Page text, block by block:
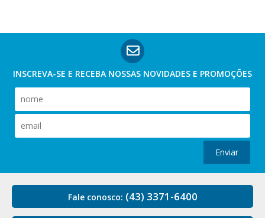
INSCREVA-SE E RECEBA NOSSAS NOVIDADES E PROMOÇÕES
Enviar
Fale conosco: (43) 3371-6400